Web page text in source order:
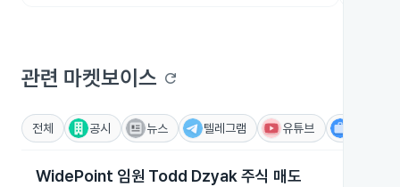
관련 마켓보이스 refresh
전체 공시 뉴스 텔레그램 유튜브
WidePoint 임원 Todd Dzyak 주식 매도